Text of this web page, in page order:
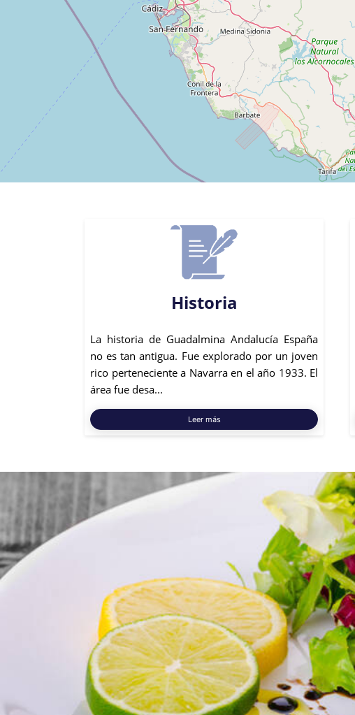
Historia
La historia de Guadalmina Andalucía España
no es tan antigua. Fue explorado por un joven
rico perteneciente a Navarra en el año 1933. El
área fue desa...
Leer más